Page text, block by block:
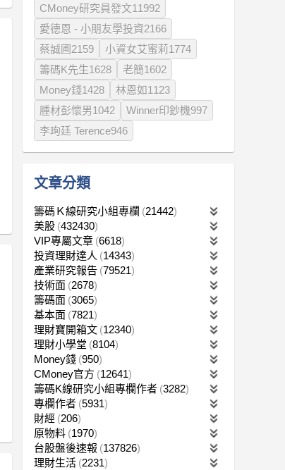
CMoney研究員發文11992
愛德恩 - 小朋友學投資2166
蔡誠圃2159
小資女艾蜜莉1774
籌碼K先生1628
老簡1602
Money錢1428
林恩如1123
腫材彭懷男1042
Winner印鈔機997
李珣廷 Terence946
文章分類
籌碼Ｋ線研究小組專欄
21442
美股 432430
VIP專屬文章 6618
投資理財達人
14343
產業研究報告 79521
技術面 2678
籌碼面 3065
基本面 7821
理財寶開箱文 12340
理財小學堂 8104
Money錢 950
CMoney官方 12641
籌碼K線研究小組專欄作者 3282
專欄作者 5931
財經 206
原物料 1970
台股盤後速報 137826
理財生活 2231